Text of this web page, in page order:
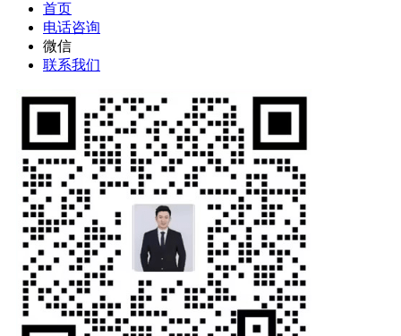
首页
电话咨询
微信
联系我们